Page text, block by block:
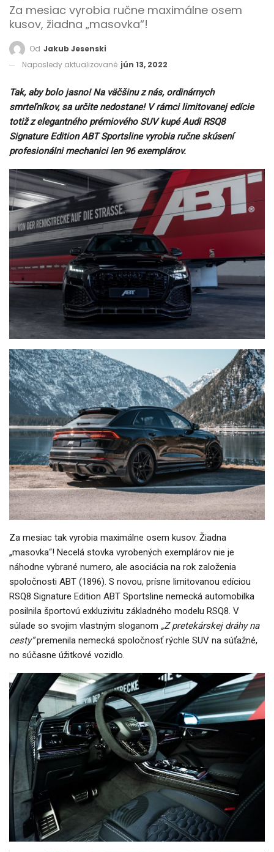
Za mesiac vyrobia ručne maximálne osem
kusov, žiadna „masovka“!
Od Jakub Jesenski
Naposledy aktualizované jún 13, 2022
Tak, aby bolo jasno! Na väčšinu z nás, ordinárnych
smrteľníkov, sa určite nedostane! V rámci limitovanej edície
totiž z elegantného prémiového SUV kupé Audi RSQ8
Signature Edition ABT Sportsline vyrobia ručne skúsení
profesionálni mechanici len 96 exemplárov.
Za mesiac tak vyrobia maximálne osem kusov. Žiadna
„masovka“! Necelá stovka vyrobených exemplárov nie je
náhodne vybrané numero, ale asociácia na rok založenia
spoločnosti ABT (1896). S novou, prísne limitovanou edíciou
RSQ8 Signature Edition ABT Sportsline nemecká automobilka
posilnila športovú exkluzivitu základného modelu RSQ8. V
súlade so svojim vlastným sloganom „Z pretekárskej dráhy na
cesty“premenila nemecká spoločnosť rýchle SUV na súťažné,
no súčasne úžitkové vozidlo.